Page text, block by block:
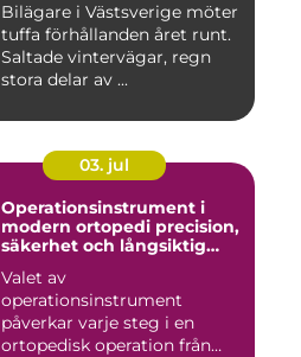
Bilägare i Västsverige möter
tuffa förhållanden året runt.
Saltade vintervägar, regn
stora delar av ...
03. jul
Operationsinstrument i
modern ortopedi precision,
säkerhet och långsiktig
Valet av
operationsinstrument
påverkar varje steg i en
ortopedisk operation från